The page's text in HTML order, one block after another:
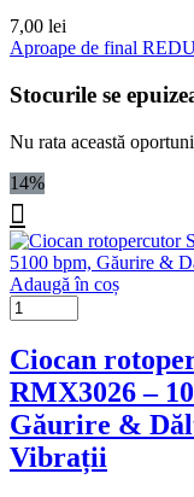
7,00 lei
Aproape de final
Stocurile se
Nu rata această
14%
Adaugă în coș
Ciocan
RMX3026 –
Găurire &
Vibrații